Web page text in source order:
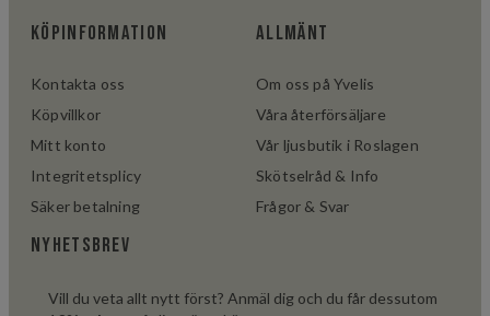
Köpinformation
Kontakta oss
Köpvillkor
Mitt konto
Integritetsplicy
Säker betalning
Allmänt
Om oss på Yvelis
Våra återförsäljare
Vår ljusbutik i Roslagen
Skötselråd & Info
Frågor & Svar
Nyhetsbrev
Vill du veta allt nytt först? Anmäl dig och du får dessutom